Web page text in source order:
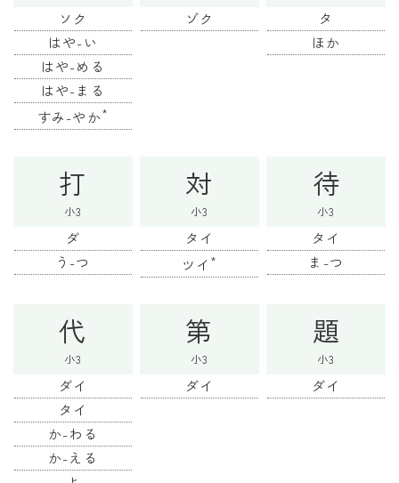
ソク
はや-い
はや-める
はや-まる
すみ-やか*
ゾク
タ
ほか
打
小3
ダ
う-つ
対
小3
タイ
ツイ *
待
小3
タイ
ま-つ
代
小3
ダイ
タイ
か-わる
か-える
第
小3
ダイ
題
小3
ダイ